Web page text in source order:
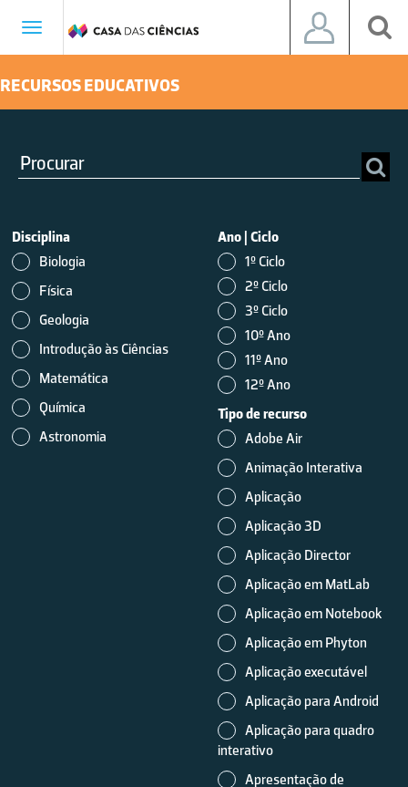
Toggle
RECURSOS EDUCATIVOS
Disciplina
Biologia
Física
Geologia
Introdução às Ciências
Matemática
Química
Astronomia
Ano | Ciclo
1º Ciclo
2º Ciclo
3º Ciclo
10º Ano
11º Ano
12º Ano
Tipo de recurso
Adobe Air
Animação Interativa
Aplicação
Aplicação 3D
Aplicação Director
Aplicação em MatLab
Aplicação em Notebook
Aplicação em Phyton
Aplicação executável
Aplicação para Android
Aplicação para quadro
interativo
Apresentação de